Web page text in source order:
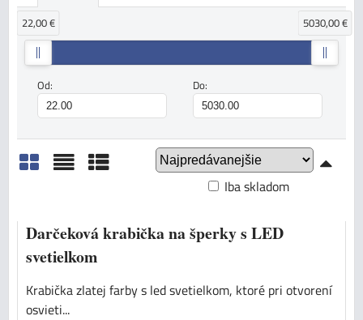
Od: Do:
22,00 € 5030,00 €
Iba skladom
Darčeková krabička na šperky s LED
svetielkom
Krabička zlatej farby s led svetielkom, ktoré pri otvorení
osvieti...